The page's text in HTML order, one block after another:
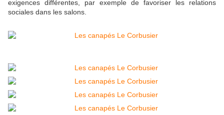
exigences différentes, par exemple de favoriser les relations
sociales dans les salons.